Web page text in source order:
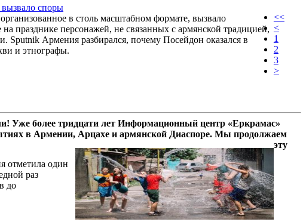
споры
в столь масштабном формате, вызвало
празднике персонажей, не связанных с армянской традицией,
Sputnik Армения разбирался, почему Посейдон оказался в
и этнографы.
отметила один
раз
до
<<
<
1
2
3
>
Уже более тридцати лет Информационный центр «Еркрамас»
в Армении, Арцахе и армянской Диаспоре. Мы продолжаем
эту